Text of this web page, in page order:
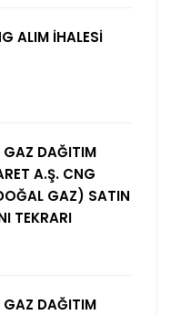
ALIM İHALESİ
GAZ DAĞITIM
A.Ş. CNG
GAZ) SATIN
TEKRARI
GAZ DAĞITIM